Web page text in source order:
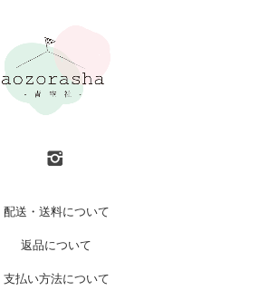
配送・送料について
返品について
支払い方法について